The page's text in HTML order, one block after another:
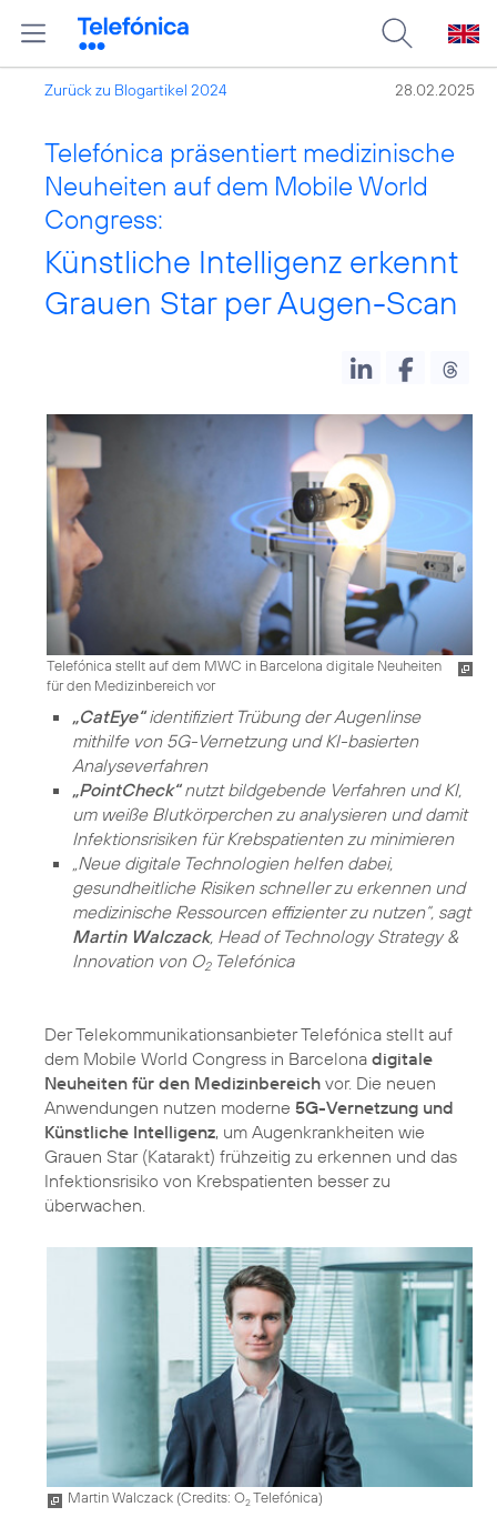
Zurück zu Blogartikel 2024 28.02.2025
Telefónica präsentiert medizinische
Neuheiten auf dem Mobile World
Congress:
Künstliche Intelligenz erkennt
Grauen Star per Augen-Scan
Telefónica stellt auf dem MWC in Barcelona digitale Neuheiten
für den Medizinbereich vor
„CatEye“identifiziert Trübung der Augenlinse
mithilfe von 5G-Vernetzung und KI-basierten
Analyseverfahren
„PointCheck“nutzt bildgebende Verfahren und KI,
um weiße Blutkörperchen zu analysieren und damit
Infektionsrisiken für Krebspatienten zu minimieren
„Neue digitale Technologien helfen dabei,
gesundheitliche Risiken schneller zu erkennen und
medizinische Ressourcen effizienter zu nutzen“, sagt
Martin Walczack, Head of Technology Strategy &
Innovation von O2Telefónica
Der Telekommunikationsanbieter Telefónica stellt auf
dem Mobile World Congress in Barcelona digitale
Neuheiten für den Medizinbereich vor. Die neuen
Anwendungen nutzen moderne 5G-Vernetzung und
Künstliche Intelligenz, um Augenkrankheiten wie
Grauen Star (Katarakt) frühzeitig zu erkennen und das
Infektionsrisiko von Krebspatienten besser zu
überwachen.
Martin Walczack (Credits: O2Telefónica)